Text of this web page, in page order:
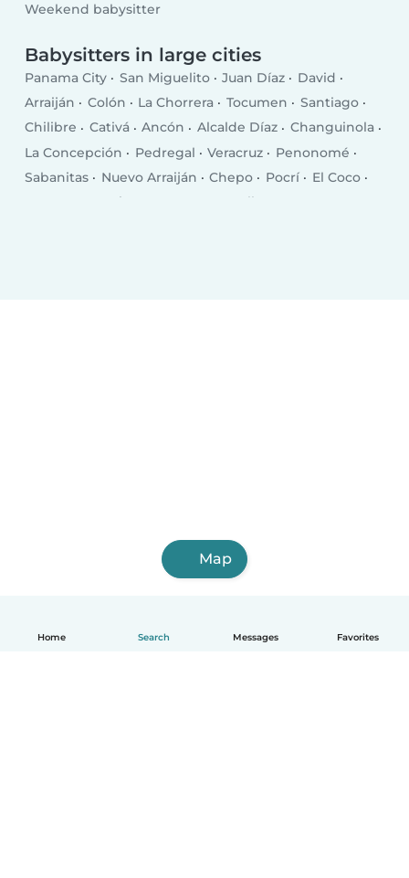
Home Search Messages Favorites
Weekend babysitter
Babysitters in large cities
Panama City San Miguelito Juan Díaz
David
Arraiján
Colón La Chorrera Tocumen
Santiago
Chilibre
Cativá Ancón Alcalde Díaz
Changuinola
La Concepción
Pedregal Veracruz
Penonomé
Sabanitas
Nuevo Arraiján Chepo Pocrí
El Coco
San Juan Bautista
Puerto Armuelles
Map